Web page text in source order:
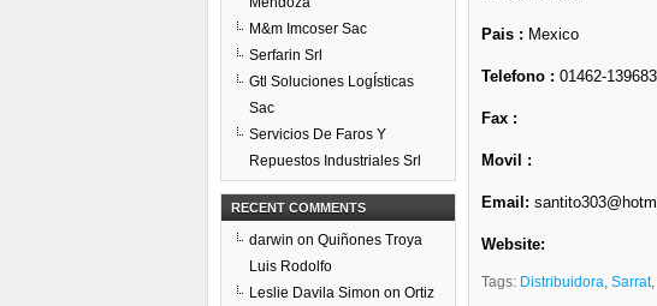
Pais : Mexico
Telefono : 01462-
Fax :
Movil :
Email:
Website:
Tags: Distribuidora, Sarrat,
M&m Imcoser Sac
Serfarin Srl
Gtl Soluciones LogÍsticas
Sac
Servicios De Faros Y
Repuestos Industriales Srl
RECENT COMMENTS
darwin on Quiñones Troya
Luis Rodolfo
Leslie Davila Simon on Ortiz